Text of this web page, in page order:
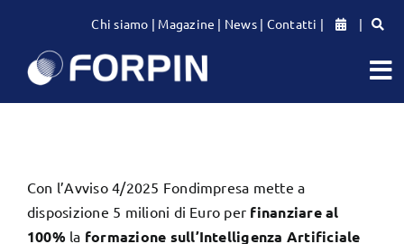
contenuto
Chi siamo | Magazine | News| Contatti | |
PER LE AZIENDE
Con l’Avviso 4/2025 Fondimpresa mette a
disposizione 5 milioni di Euro per finanziare al
100% la formazione sull’Intelligenza Artificiale